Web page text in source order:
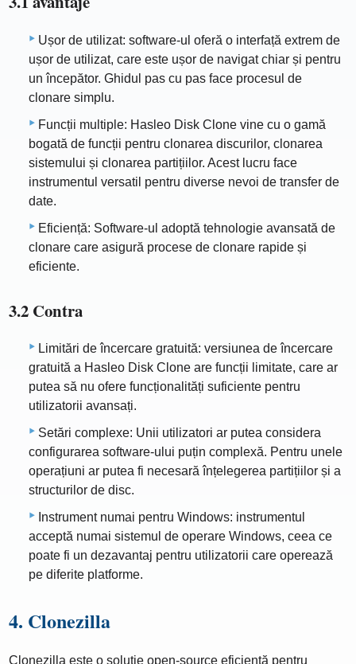
Ușor de utilizat: software-ul oferă o interfață extrem de
ușor de utilizat, care este ușor de navigat chiar și pentru
un începător. Ghidul pas cu pas face procesul de
clonare simplu.
Funcții multiple: Hasleo Disk Clone vine cu o gamă
bogată de funcții pentru clonarea discurilor, clonarea
sistemului și clonarea partițiilor. Acest lucru face
instrumentul versatil pentru diverse nevoi de transfer de
date.
Eficiență: Software-ul adoptă tehnologie avansată de
clonare care asigură procese de clonare rapide și
eficiente.
3.2 Contra
Limitări de încercare gratuită: versiunea de încercare
gratuită a Hasleo Disk Clone are funcții limitate, care ar
putea să nu ofere funcționalități suficiente pentru
utilizatorii avansați.
Setări complexe: Unii utilizatori ar putea considera
configurarea software-ului puțin complexă. Pentru unele
operațiuni ar putea fi necesară înțelegerea partițiilor și a
structurilor de disc.
Instrument numai pentru Windows: instrumentul
acceptă numai sistemul de operare Windows, ceea ce
poate fi un dezavantaj pentru utilizatorii care operează
pe diferite platforme.
4. Clonezilla
Clonezilla este o soluție open-source eficientă pentru